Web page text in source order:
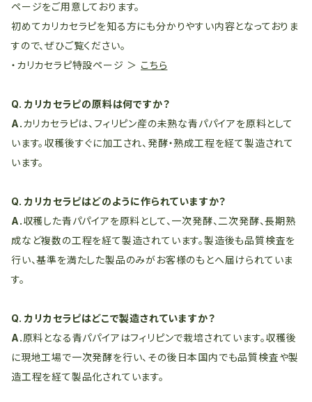
ページをご用意しております。
初めてカリカセラピを知る方にも分かりやすい内容となっておりま
すので、ぜひご覧ください。
・カリカセラピ特設ページ ＞ こちら
Q. カリカセラピの原料は何ですか？
A.カリカセラピは、フィリピン産の未熟な青パパイアを原料として
います。収穫後すぐに加工され、発酵・熟成工程を経て製造されて
います。
Q. カリカセラピはどのように作られていますか？
A.収穫した青パパイアを原料として、一次発酵、二次発酵、長期熟
成など複数の工程を経て製造されています。製造後も品質検査を
行い、基準を満たした製品のみがお客様のもとへ届けられていま
す。
Q. カリカセラピはどこで製造されていますか？
A.原料となる青パパイアはフィリピンで栽培されています。収穫後
に現地工場で一次発酵を行い、その後日本国内でも品質検査や製
造工程を経て製品化されています。